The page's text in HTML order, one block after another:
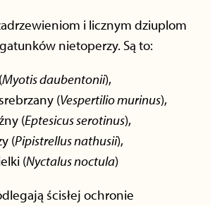
i licznym dziuplom
nietoperzy. Są to:
Myotis daubentonii),
(Vespertilio murinus),
(Eptesicus serotinus),
(Pipistrellus nathusii),
(Nyctalus noctula)
ścisłej ochronie